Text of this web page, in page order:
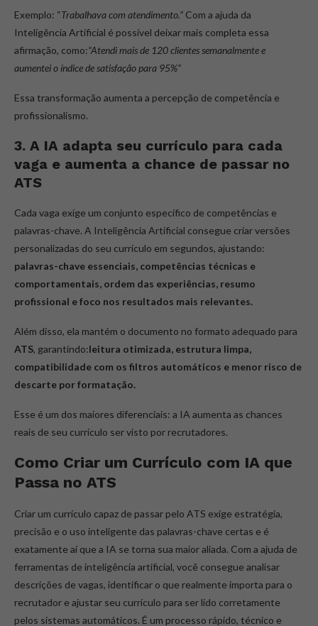
Exemplo: “Trabalhava com atendimento.” Com a ajuda da
Inteligência Artificial é possível deixar mais completa essa
afirmação, como:“Atendi mais de 120 clientes semanalmente e
aumentei o índice de satisfação para 95%”
Essa transformação aumenta a percepção de competência e
profissionalismo.
3. A IA adapta seu currículo para cada
vaga e aumenta a chance de passar no
ATS
Cada vaga exige um conjunto específico de competências e
palavras-chave. A Inteligência Artificial consegue criar versões
personalizadas do seu currículo em segundos, ajustando:
palavras-chave essenciais, competências técnicas e
comportamentais, ordem das experiências, resumo
profissional e foco nos resultados mais relevantes.
Além disso, ela mantém o documento no formato adequado para
ATS, garantindo:leitura otimizada, estrutura limpa,
compatibilidade com os filtros automáticos e menor risco de
descarte por formatação.
Esse é um dos maiores diferenciais: a IA aumenta as chances
reais de seu currículo ser visto por recrutadores.
Como Criar um Currículo com IA que
Passa no ATS
Criar um currículo capaz de passar pelo ATS exige estratégia,
precisão e o uso inteligente das palavras-chave certas e é
exatamente aí que a IA se torna sua maior aliada. Com a ajuda de
ferramentas de inteligência artificial, você consegue analisar
descrições de vagas, identificar o que realmente importa para o
recrutador e ajustar seu currículo para ser lido corretamente
pelos sistemas automáticos. É um processo rápido, técnico e